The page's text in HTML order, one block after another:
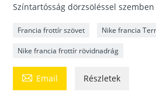
Színtartósság dörzsöléssel szemben
Francia frottír szövet Nike francia
Nike francia frottír rövidnadrág
 Email Részletek